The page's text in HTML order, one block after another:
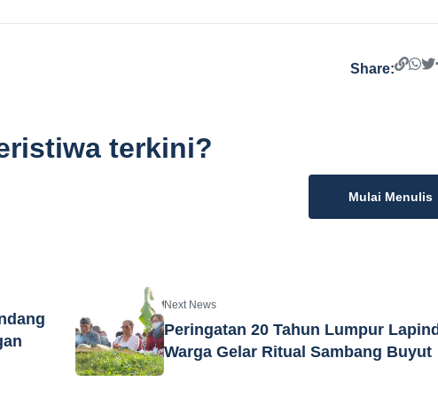
Share:
terkini?
Mulai Menulis
Next News
Peringatan 20 Tahun Lumpur
Warga Gelar Ritual Sambang Buyut